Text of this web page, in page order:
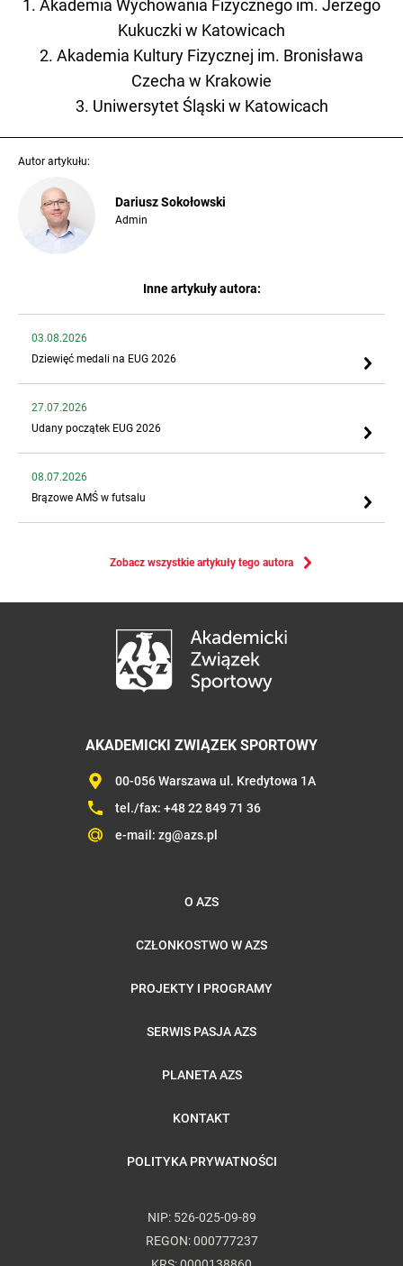
1. Akademia Wychowania Fizycznego im. Jerzego
Kukuczki w Katowicach
2. Akademia Kultury Fizycznej im. Bronisława
Czecha w Krakowie
3. Uniwersytet Śląski w Katowicach
Autor artykułu:
Dariusz Sokołowski
Admin
Inne artykuły autora:
03.08.2026
Dziewięć medali na EUG 2026
27.07.2026
Udany początek EUG 2026
08.07.2026
Brązowe AMŚ w futsalu
Zobacz wszystkie artykuły tego autora
AKADEMICKI ZWIĄZEK SPORTOWY
00-056 Warszawa ul. Kredytowa 1A
tel./fax: +48 22 849 71 36
e-mail: zg@azs.pl
O AZS
CZŁONKOSTWO W AZS
PROJEKTY I PROGRAMY
SERWIS PASJA AZS
PLANETA AZS
KONTAKT
POLITYKA PRYWATNOŚCI
NIP: 526-025-09-89
REGON: 000777237